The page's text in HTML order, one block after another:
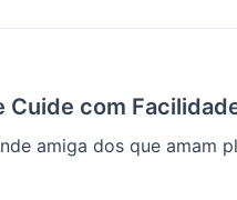
com
amiga dos que amam